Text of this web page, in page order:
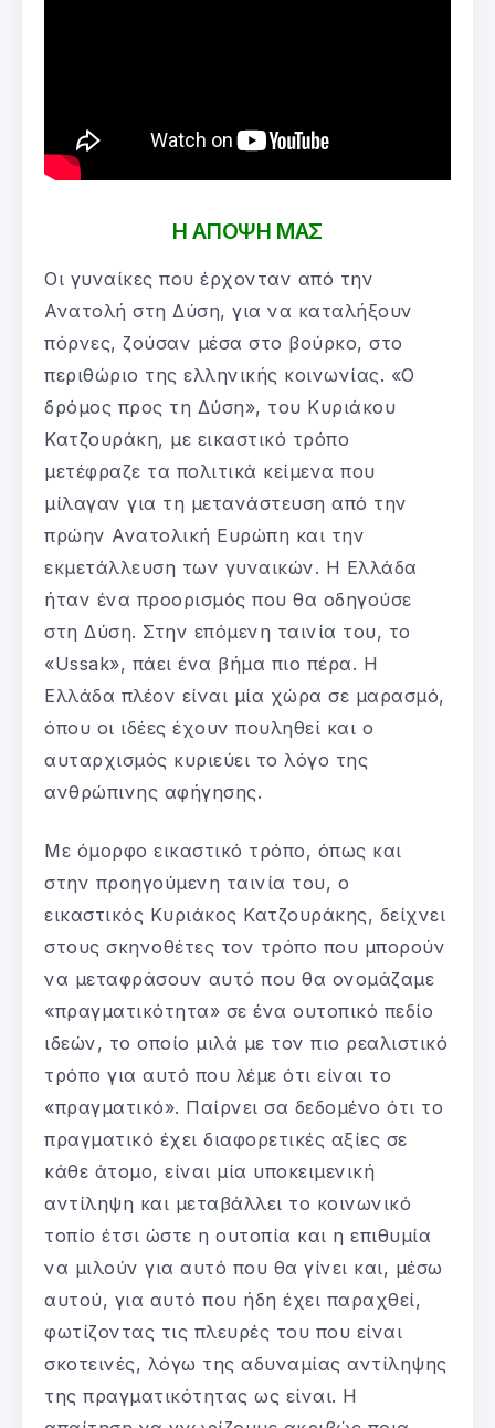
Η ΑΠΟΨΗ ΜΑΣ
Οι γυναίκες που έρχονταν από την
Ανατολή στη Δύση, για να καταλήξουν
πόρνες, ζούσαν μέσα στο βούρκο, στο
περιθώριο της ελληνικής κοινωνίας. «Ο
δρόμος προς τη Δύση», του Κυριάκου
Κατζουράκη, με εικαστικό τρόπο
μετέφραζε τα πολιτικά κείμενα που
μίλαγαν για τη μετανάστευση από την
πρώην Ανατολική Ευρώπη και την
εκμετάλλευση των γυναικών. Η Ελλάδα
ήταν ένα προορισμός που θα οδηγούσε
στη Δύση. Στην επόμενη ταινία του, το
«Ussak», πάει ένα βήμα πιο πέρα. Η
Ελλάδα πλέον είναι μία χώρα σε μαρασμό,
όπου οι ιδέες έχουν πουληθεί και ο
αυταρχισμός κυριεύει το λόγο της
ανθρώπινης αφήγησης.
Με όμορφο εικαστικό τρόπο, όπως και
στην προηγούμενη ταινία του, ο
εικαστικός Κυριάκος Κατζουράκης, δείχνει
στους σκηνοθέτες τον τρόπο που μπορούν
να μεταφράσουν αυτό που θα ονομάζαμε
«πραγματικότητα» σε ένα ουτοπικό πεδίο
ιδεών, το οποίο μιλά με τον πιο ρεαλιστικό
τρόπο για αυτό που λέμε ότι είναι το
«πραγματικό». Παίρνει σα δεδομένο ότι το
πραγματικό έχει διαφορετικές αξίες σε
κάθε άτομο, είναι μία υποκειμενική
αντίληψη και μεταβάλλει το κοινωνικό
τοπίο έτσι ώστε η ουτοπία και η επιθυμία
να μιλούν για αυτό που θα γίνει και, μέσω
αυτού, για αυτό που ήδη έχει παραχθεί,
φωτίζοντας τις πλευρές του που είναι
σκοτεινές, λόγω της αδυναμίας αντίληψης
της πραγματικότητας ως είναι. Η